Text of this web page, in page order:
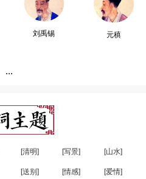
刘禹锡 元稹
...
[清明] [写景] [山水]
[送别] [情感] [爱情]